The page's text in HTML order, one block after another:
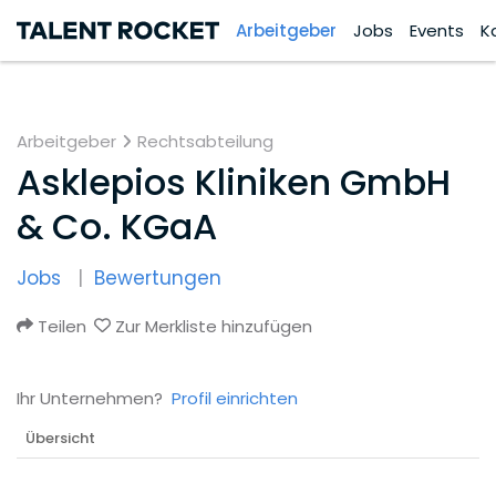
Arbeitgeber Jobs Events
Arbeitgeber Rechtsabteilung
Asklepios Kliniken GmbH
& Co. KGaA
Jobs Bewertungen
Teilen Zur Merkliste hinzufügen
Ihr Unternehmen? Profil einrichten
Übersicht